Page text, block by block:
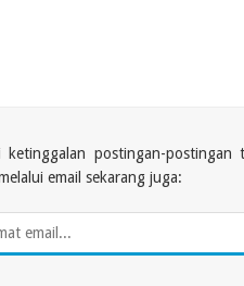
ketinggalan postingan-
email sekarang juga: